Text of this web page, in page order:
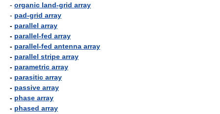
- organic land-grid array
- pad-grid array
- parallel array
- parallel-fed array
- parallel-fed antenna array
- parallel stripe array
- parametric array
- parasitic array
- passive array
- phase array
- phased array